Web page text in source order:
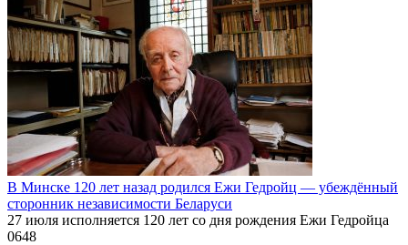
В Минске 120 лет назад родился Ежи Гедройц — убеждённый
сторонник независимости Беларуси
27 июля исполняется 120 лет со дня рождения Ежи Гедройца
0648